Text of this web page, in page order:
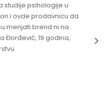
studije psihologije u
i ovde prodavnicu da
menjati brend ni na
Đorđević, 19 godina,